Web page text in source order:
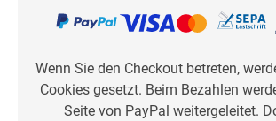
Wenn Sie den Checkout betreten,
Cookies gesetzt. Beim Bezahlen
Seite von PayPal weitergeleitet.